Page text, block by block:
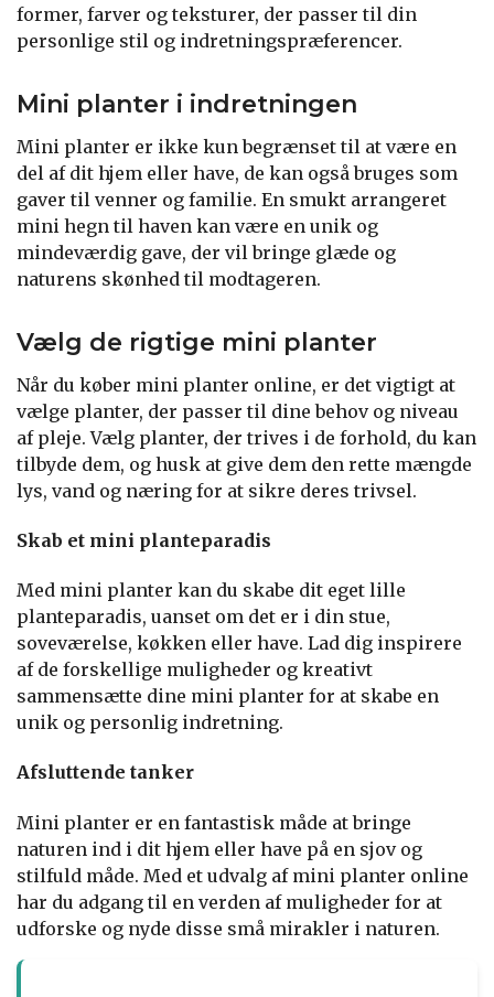
former, farver og teksturer, der passer til din
personlige stil og indretningspræferencer.
Mini planter i indretningen
Mini planter er ikke kun begrænset til at være en
del af dit hjem eller have, de kan også bruges som
gaver til venner og familie. En smukt arrangeret
mini hegn til haven kan være en unik og
mindeværdig gave, der vil bringe glæde og
naturens skønhed til modtageren.
Vælg de rigtige mini planter
Når du køber mini planter online, er det vigtigt at
vælge planter, der passer til dine behov og niveau
af pleje. Vælg planter, der trives i de forhold, du kan
tilbyde dem, og husk at give dem den rette mængde
lys, vand og næring for at sikre deres trivsel.
Skab et mini planteparadis
Med mini planter kan du skabe dit eget lille
planteparadis, uanset om det er i din stue,
soveværelse, køkken eller have. Lad dig inspirere
af de forskellige muligheder og kreativt
sammensætte dine mini planter for at skabe en
unik og personlig indretning.
Afsluttende tanker
Mini planter er en fantastisk måde at bringe
naturen ind i dit hjem eller have på en sjov og
stilfuld måde. Med et udvalg af mini planter online
har du adgang til en verden af muligheder for at
udforske og nyde disse små mirakler i naturen.